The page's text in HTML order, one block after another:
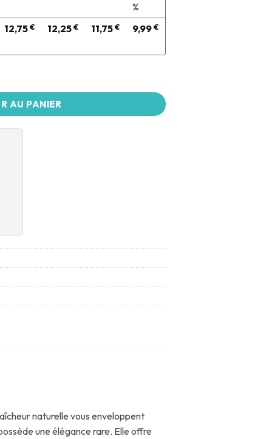
12,75 € 12,25 € 11,75 €
%
9,99 €
AU PANIER
naturelle vous enveloppent
une élégance rare. Elle offre